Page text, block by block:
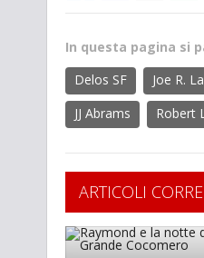
In questa pagina si
Delos SF
Joe R.
JJ Abrams
Robert
ARTICOLI